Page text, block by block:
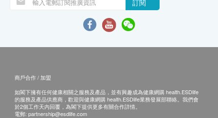
訂閱
商戶合作 / 加盟
如閣下擁有任何健康相關之服務及產品，並有興趣成為健康網購 health.ESDlife
的服務及產品供應商，歡迎與健康網購 health.ESDlife業務發展部聯絡。我們會
於2個工作天內回覆，為閣下提供更多有關合作詳情。
電郵: partnership@esdlife.com